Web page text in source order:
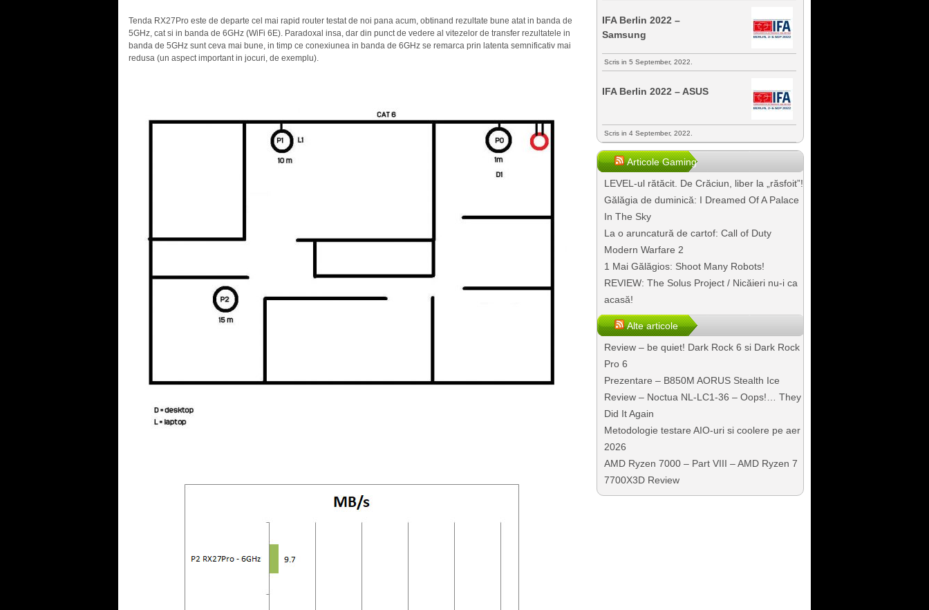
Tenda RX27Pro este de departe cel mai rapid router testat de noi pana acum, obtinand rezultate bune atat in banda de
5GHz, cat si in banda de 6GHz (WiFi 6E). Paradoxal insa, dar din punct de vedere al vitezelor de transfer rezultatele in
banda de 5GHz sunt ceva mai bune, in timp ce conexiunea in banda de 6GHz se remarca prin latenta semnificativ mai
redusa (un aspect important in jocuri, de exemplu).
IFA Berlin 2022 –
Samsung
Scris in 5 September, 2022.
IFA Berlin 2022 – ASUS
Scris in 4 September, 2022.
Articole Gaming
LEVEL-ul rătăcit. De Crăciun, liber la „răsfoit”!
Gălăgia de duminică: I Dreamed Of A Palace
In The Sky
La o aruncatură de cartof: Call of Duty
Modern Warfare 2
1 Mai Gălăgios: Shoot Many Robots!
REVIEW: The Solus Project / Nicăieri nu-i ca
acasă!
Alte articole
Review – be quiet! Dark Rock 6 si Dark Rock
Pro 6
Prezentare – B850M AORUS Stealth Ice
Review – Noctua NL-LC1-36 – Oops!… They
Did It Again
Metodologie testare AIO-uri si coolere pe aer
2026
AMD Ryzen 7000 – Part VIII – AMD Ryzen 7
7700X3D Review